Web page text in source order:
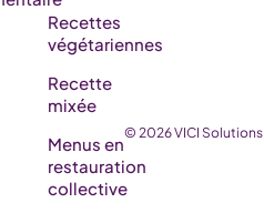
Recettes
végétariennes
Recette
mixée
Menus en
restauration
collective
© 2026 VICI Solutions